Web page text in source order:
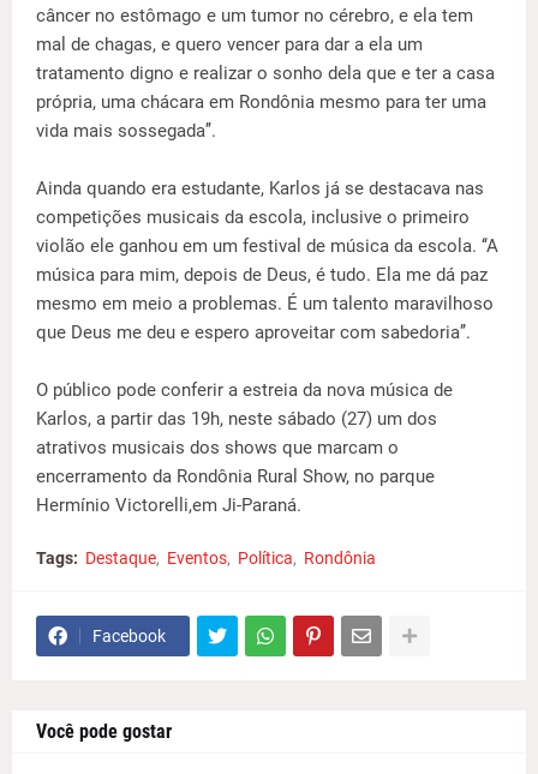
câncer no estômago e um tumor no cérebro, e ela tem
mal de chagas, e quero vencer para dar a ela um
tratamento digno e realizar o sonho dela que e ter a casa
própria, uma chácara em Rondônia mesmo para ter uma
vida mais sossegada’’.
Ainda quando era estudante, Karlos já se destacava nas
competições musicais da escola, inclusive o primeiro
violão ele ganhou em um festival de música da escola. ‘‘A
música para mim, depois de Deus, é tudo. Ela me dá paz
mesmo em meio a problemas. É um talento maravilhoso
que Deus me deu e espero aproveitar com sabedoria’’.
O público pode conferir a estreia da nova música de
Karlos, a partir das 19h, neste sábado (27) um dos
atrativos musicais dos shows que marcam o
encerramento da Rondônia Rural Show, no parque
Hermínio Victorelli,em Ji-Paraná.
Tags: Destaque Eventos Política Rondônia
Facebook
Você pode gostar